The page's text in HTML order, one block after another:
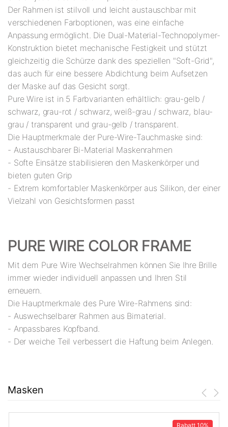
Der Rahmen ist stilvoll und leicht austauschbar mit
verschiedenen Farboptionen, was eine einfache
Anpassung ermöglicht. Die Dual-Material-Technopolymer-
Konstruktion bietet mechanische Festigkeit und stützt
gleichzeitig die Schürze dank des speziellen "Soft-Grid",
das auch für eine bessere Abdichtung beim Aufsetzen
der Maske auf das Gesicht sorgt.
Pure Wire ist in 5 Farbvarianten erhältlich: grau-gelb /
schwarz, grau-rot / schwarz, weiß-grau / schwarz, blau-
grau / transparent und grau-gelb / transparent.
Die Hauptmerkmale der Pure-Wire-Tauchmaske sind:
- Austauschbarer Bi-Material Maskenrahmen
- Softe Einsätze stabilisieren den Maskenkörper und
bieten guten Grip
- Extrem komfortabler Maskenkörper aus Silikon, der einer
Vielzahl von Gesichtsformen passt
PURE WIRE COLOR FRAME
Mit dem Pure Wire Wechselrahmen können Sie Ihre Brille
immer wieder individuell anpassen und Ihren Stil
erneuern.
Die Hauptmerkmale des Pure Wire-Rahmens sind:
- Auswechselbarer Rahmen aus Bimaterial.
- Anpassbares Kopfband.
- Der weiche Teil verbessert die Haftung beim Anlegen.
Masken
Rabatt 10%